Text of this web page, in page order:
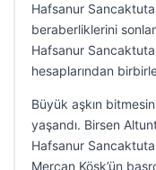
Hafsanur
beraberliklerini
Hafsanur
hesaplarından
Büyük aşkın
yaşandı. Birsen
Hafsanur
Mercan Köşk’ün